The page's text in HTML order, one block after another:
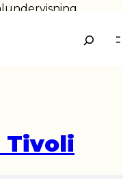
Søg
skal opdateres.
skoleskemaet på
bliver støttet…
Tivoli